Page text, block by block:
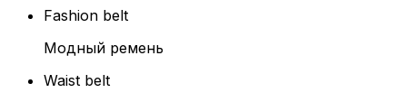
Fashion belt
Модный ремень
Waist belt